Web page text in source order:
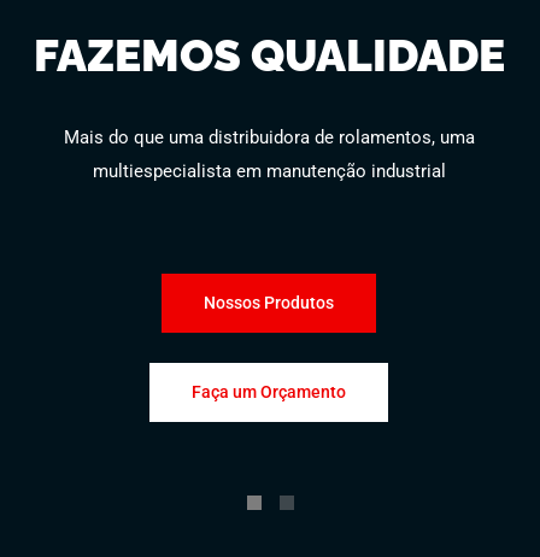
FAZEMOS QUALIDADE
Mais do que uma distribuidora de rolamentos, uma
multiespecialista em manutenção industrial
Nossos Produtos
Faça um Orçamento